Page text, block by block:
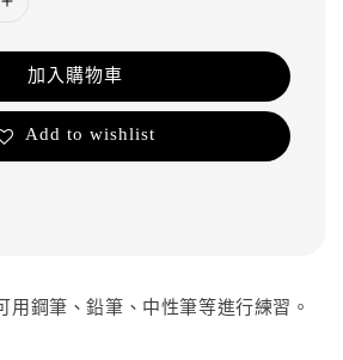
加入購物車
Add to wishlist
用鋼筆、鉛筆、中性筆等進行練習。